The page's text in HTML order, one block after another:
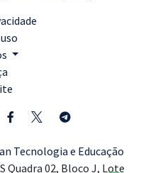
Tecnologia e Educação
Quadra 02, Bloco J, Lote